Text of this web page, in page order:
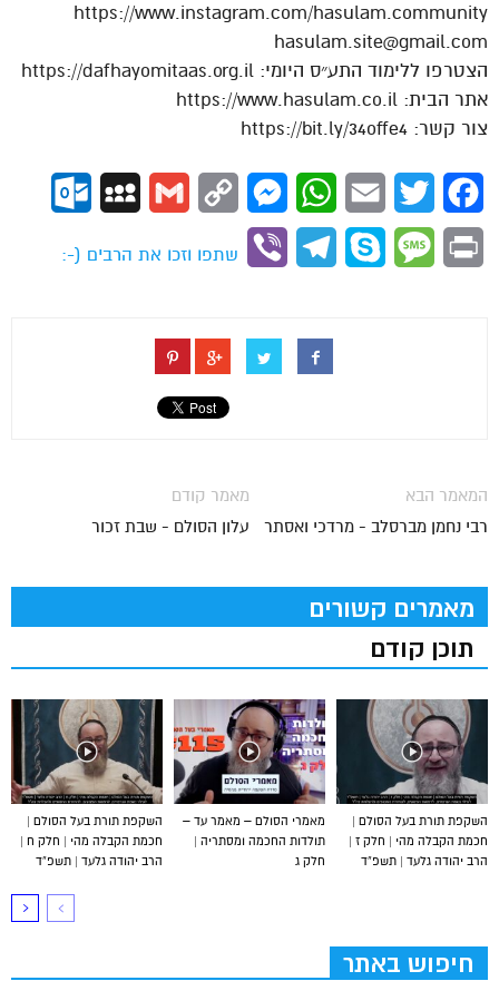
https://www.instagram.com/hasulam.community
hasulam.site@gmail.com
הצטרפו ללימוד התע״ס היומי: https://dafhayomitaas.org.il
אתר הבית: https://www.hasulam.co.il
צור קשר: https://bit.ly/34offe4
Facebook
Twitter
Email
WhatsApp
Messenger
Copy
Gmail
MySpace
Print
Message
Skype
Telegram
Viber
שתפו וזכו את הרבים (-:
מאמר קודם
עלון הסולם - שבת זכור
המאמר הבא
רבי נחמן מברסלב - מרדכי ואסתר
מאמרים קשורים
תוכן קודם
השקפת תורת בעל הסולם |
חכמת הקבלה מהי | חלק ח |
הרב יהודה גלעד | תשפ”ד
מאמרי הסולם – מאמר עד –
תולדות החכמה ומסתריה |
חלק ג
השקפת תורת בעל הסולם |
חכמת הקבלה מהי | חלק ז |
הרב יהודה גלעד | תשפ”ד
חיפוש באתר